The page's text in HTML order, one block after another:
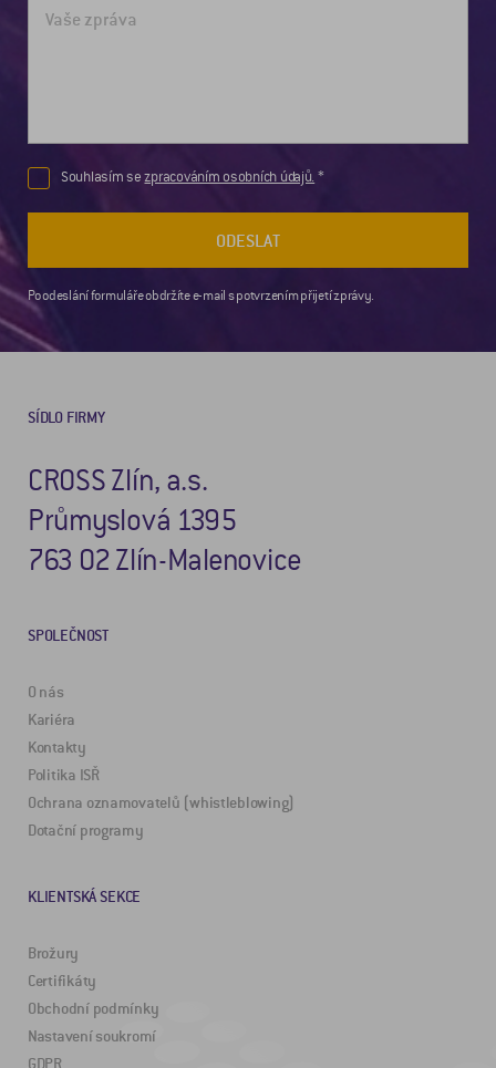
Souhlasím sezpracováním osobních údajů.
ODESLAT
Po odeslání formuláře obdržíte e-mail s potvrzením přijetí zprávy.
SÍDLO FIRMY
CROSS Zlín, a.s.
Průmyslová 1395
763 02 Zlín-Malenovice
SPOLEČNOST
O nás
Kariéra
Kontakty
Politika ISŘ
Ochrana oznamovatelů (whistleblowing)
Dotační programy
KLIENTSKÁ SEKCE
Brožury
Certifikáty
Obchodní podmínky
Nastavení soukromí